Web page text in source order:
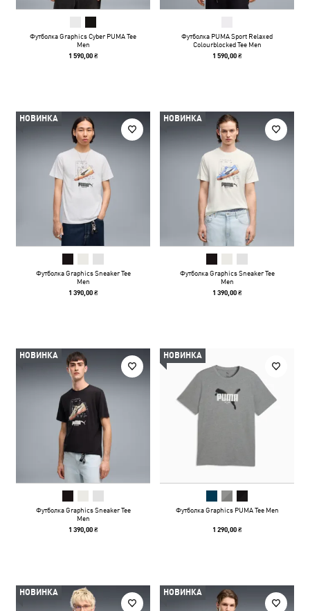
Футболка Graphics Cyber PUMA Tee
Men
1 590,00 ₴
Футболка PUMA Sport Relaxed
Colourblocked Tee Men
1 590,00 ₴
НОВИНКА
Футболка Graphics Sneaker Tee
Men
1 390,00 ₴
НОВИНКА
Футболка Graphics Sneaker Tee
Men
1 390,00 ₴
НОВИНКА
Футболка Graphics Sneaker Tee
Men
1 390,00 ₴
НОВИНКА
Футболка Graphics PUMA Tee Men
1 290,00 ₴
НОВИНКА НОВИНКА